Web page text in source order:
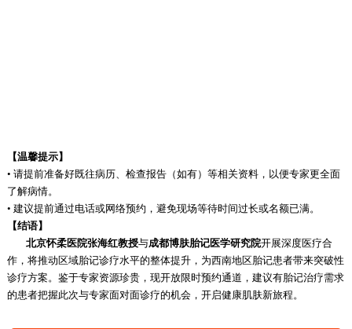
【温馨提示】
• 请提前准备好既往病历、检查报告（如有）等相关资料，以便专家更全面
了解病情。
• 建议提前通过电话或网络预约，避免现场等待时间过长或名额已满。
【结语】
北京怀柔医院张海红教授与成都博肤胎记医学研究院开展深度医疗合
作，将推动区域胎记诊疗水平的整体提升，为西南地区胎记患者带来突破性
诊疗方案。鉴于专家资源珍贵，现开放限时预约通道，建议有胎记治疗需求
的患者把握此次与专家面对面诊疗的机会，开启健康肌肤新旅程。